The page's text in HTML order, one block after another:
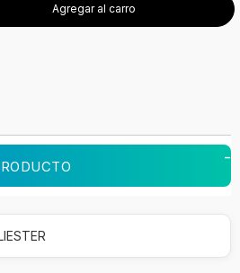
Agregar al carro